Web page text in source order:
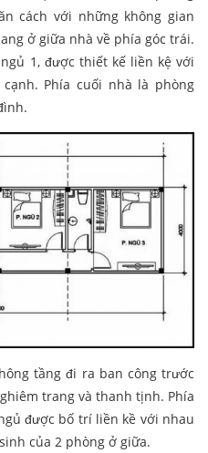
cách với những không gian
ở giữa nhà về phía góc trái.
1, được thiết kế liền kệ với
Phía cuối nhà là phòng
tầng đi ra ban công trước
trang và thanh tịnh. Phía
được bố trí liền kề với nhau
của 2 phòng ở giữa.